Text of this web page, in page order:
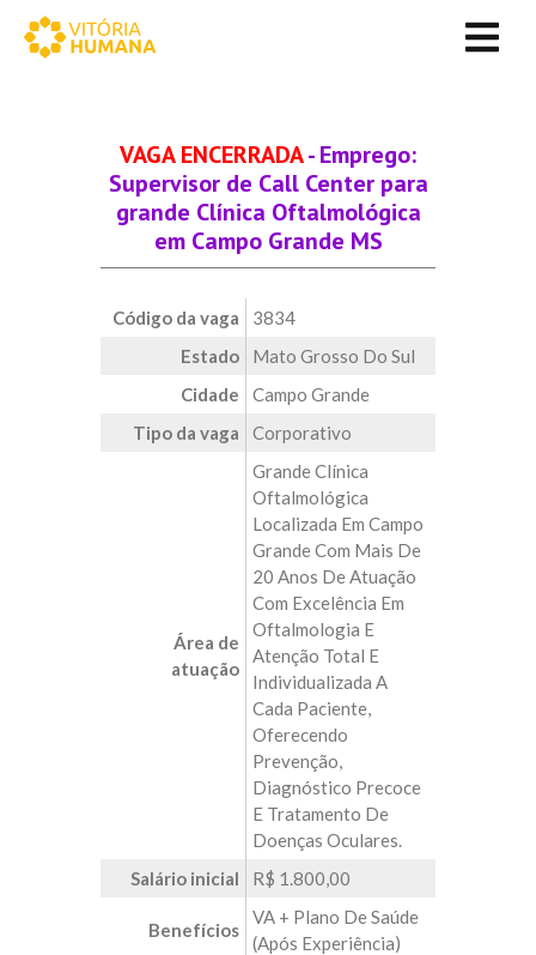
VAGA ENCERRADA- Emprego:
Supervisor de Call Center para
grande Clínica Oftalmológica
em Campo Grande MS
Código da vaga
3834
Estado
Mato Grosso Do Sul
Cidade
Campo Grande
Tipo da vaga
Corporativo
Área de
atuação
Grande Clínica
Oftalmológica
Localizada Em Campo
Grande Com Mais De
20 Anos De Atuação
Com Excelência Em
Oftalmologia E
Atenção Total E
Individualizada A
Cada Paciente,
Oferecendo
Prevenção,
Diagnóstico Precoce
E Tratamento De
Doenças Oculares.
Salário inicial
R$ 1.800,00
Benefícios
VA + Plano De Saúde
(após Experiência)